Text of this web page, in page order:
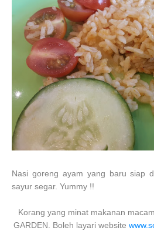
Nasi goreng ayam yang baru siap
sayur segar. Yummy !!
Korang yang minat makanan
GARDEN. Boleh layari website